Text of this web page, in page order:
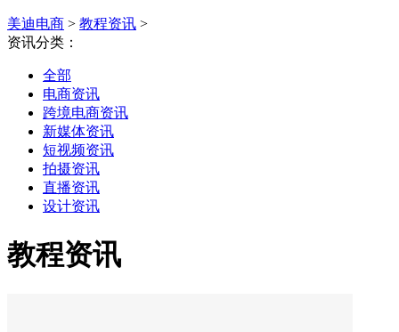
美迪电商 > 教程资讯 >
资讯分类：
全部
电商资讯
跨境电商资讯
新媒体资讯
短视频资讯
拍摄资讯
直播资讯
设计资讯
教程资讯